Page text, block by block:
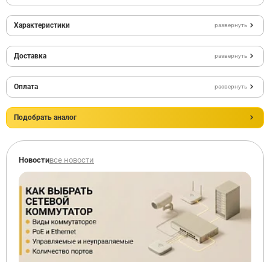
Характеристики развернуть
Доставка развернуть
Оплата развернуть
Подобрать аналог
Новостивсе новости